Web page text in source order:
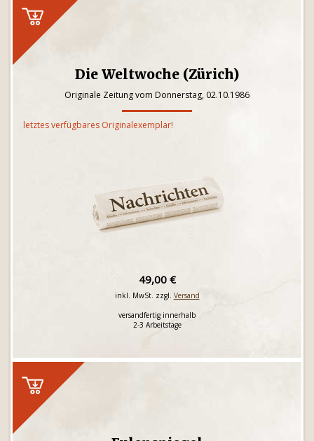
Die Weltwoche (Zürich)
Originale Zeitung vom Donnerstag, 02.10.1986
letztes verfügbares Originalexemplar!
49,00 €
inkl. MwSt. zzgl. Versand
versandfertig innerhalb
2-3 Arbeitstage